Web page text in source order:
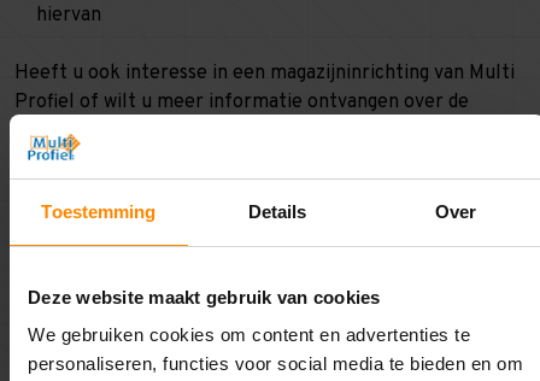
Toestemming Details Over
Deze website maakt gebruik van cookies
We gebruiken cookies om content en advertenties te
personaliseren, functies voor social media te bieden en om
hiervan
Heeft u ook interesse in een magazijninrichting van Multi
Profiel of wilt u meer informatie ontvangen over de
verschillende mogelijkheden betreft het inrichten van uw
magazijn? Neem vrijblijvend
Wat levert Multi Profiel?
Wij leveren verschillende vormen van magazijninrichting.
voor u op een rijtje gezet: